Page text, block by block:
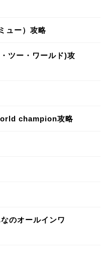
ュー）攻略
ツー・ワールド)攻
champion攻略
のオールインワ